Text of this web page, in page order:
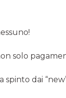
solo
spinto dai